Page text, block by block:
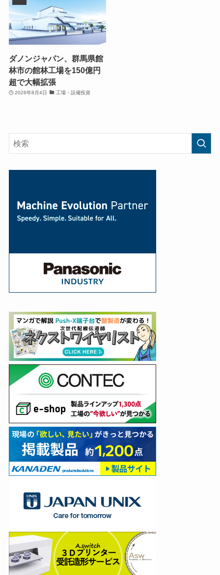
ダノンジャパン、群馬県館
林市の館林工場を150億円
超で大幅拡張
2026年8月4日 工場・設備投資